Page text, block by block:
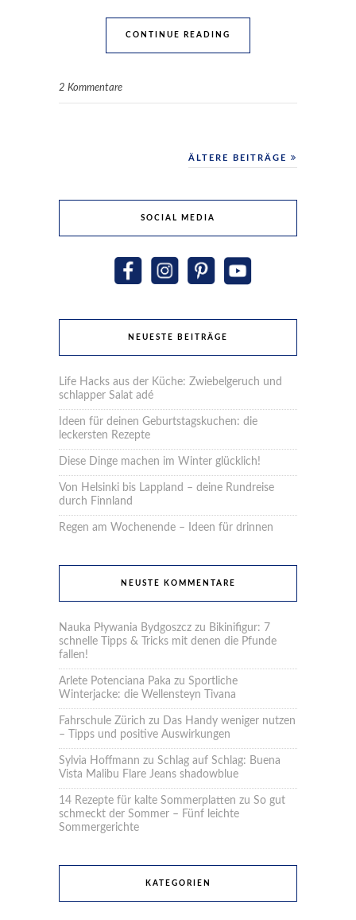
CONTINUE READING
2 Kommentare
ÄLTERE BEITRÄGE
SOCIAL MEDIA
NEUESTE BEITRÄGE
Life Hacks aus der Küche: Zwiebelgeruch und
schlapper Salat adé
Ideen für deinen Geburtstagskuchen: die
leckersten Rezepte
Diese Dinge machen im Winter glücklich!
Von Helsinki bis Lappland – deine Rundreise
durch Finnland
Regen am Wochenende – Ideen für drinnen
NEUSTE KOMMENTARE
Nauka Pływania Bydgoszcz zu Bikinifigur: 7
schnelle Tipps & Tricks mit denen die Pfunde
fallen!
Arlete Potenciana Paka zu Sportliche
Winterjacke: die Wellensteyn Tivana
Fahrschule Zürich zu Das Handy weniger nutzen
– Tipps und positive Auswirkungen
Sylvia Hoffmann zu Schlag auf Schlag: Buena
Vista Malibu Flare Jeans shadowblue
14 Rezepte für kalte Sommerplatten zu So gut
schmeckt der Sommer – Fünf leichte
Sommergerichte
KATEGORIEN